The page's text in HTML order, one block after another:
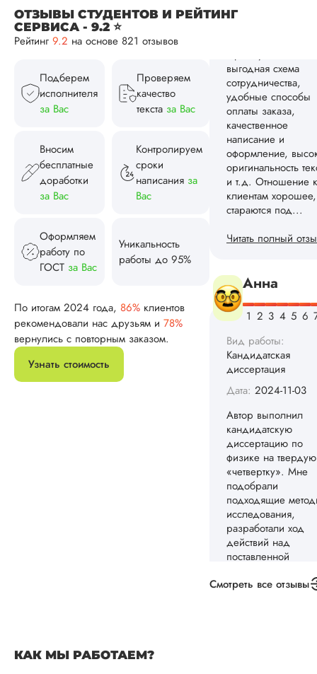
ОТЗЫВЫ СТУДЕНТОВ И РЕЙТИНГ
СЕРВИСА - 9.2 ⭐
Рейтинг 9.2 на основе 821 отзывов
Подберем
исполнителя
за Вас
Проверяем
качество
текста за Вас
Вносим
бесплатные
доработки
за Вас
Контролируем
сроки
написания за
Вас
Оформляем
работу по
ГОСТ за Вас
Уникальность
работы до 95%
По итогам 2024 года, 86% клиентов
рекомендовали нас друзьям и 78%
вернулись с повторным заказом.
Узнать стоимость
Вид работы:
Кандидатская
диссертация
Дата:2024-11-03
Автор выполнил
кандидатскую
диссертацию по
физике на твердую
подобрали
разработали ход
действий над
поставленной
проблемой,
выполнили все
необходимые
оформили по
требованиям гост.
недостатков – ...
Читать полный
Алексей
Вид работы:
Кандидатская
диссертация
Смотреть все отзывы
КАК МЫ РАБОТАЕМ?